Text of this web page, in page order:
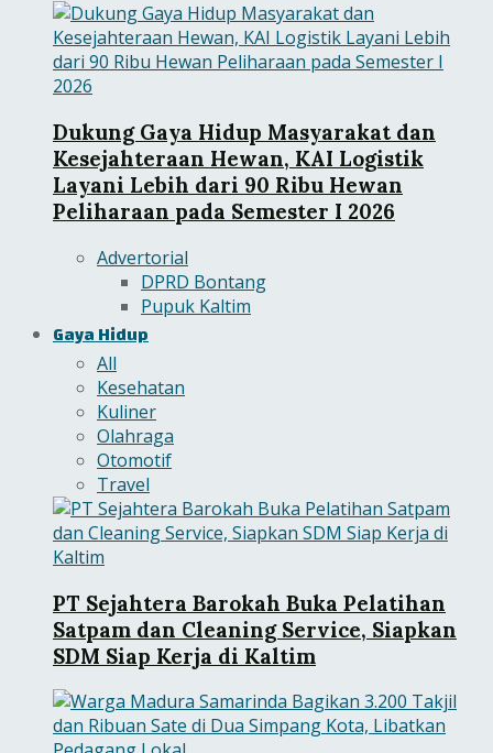
Dukung Gaya Hidup Masyarakat dan
Kesejahteraan Hewan, KAI Logistik
Layani Lebih dari 90 Ribu Hewan
Peliharaan pada Semester I 2026
Advertorial
DPRD Bontang
Pupuk Kaltim
Gaya Hidup
All
Kesehatan
Kuliner
Olahraga
Otomotif
Travel
PT Sejahtera Barokah Buka Pelatihan
Satpam dan Cleaning Service, Siapkan
SDM Siap Kerja di Kaltim